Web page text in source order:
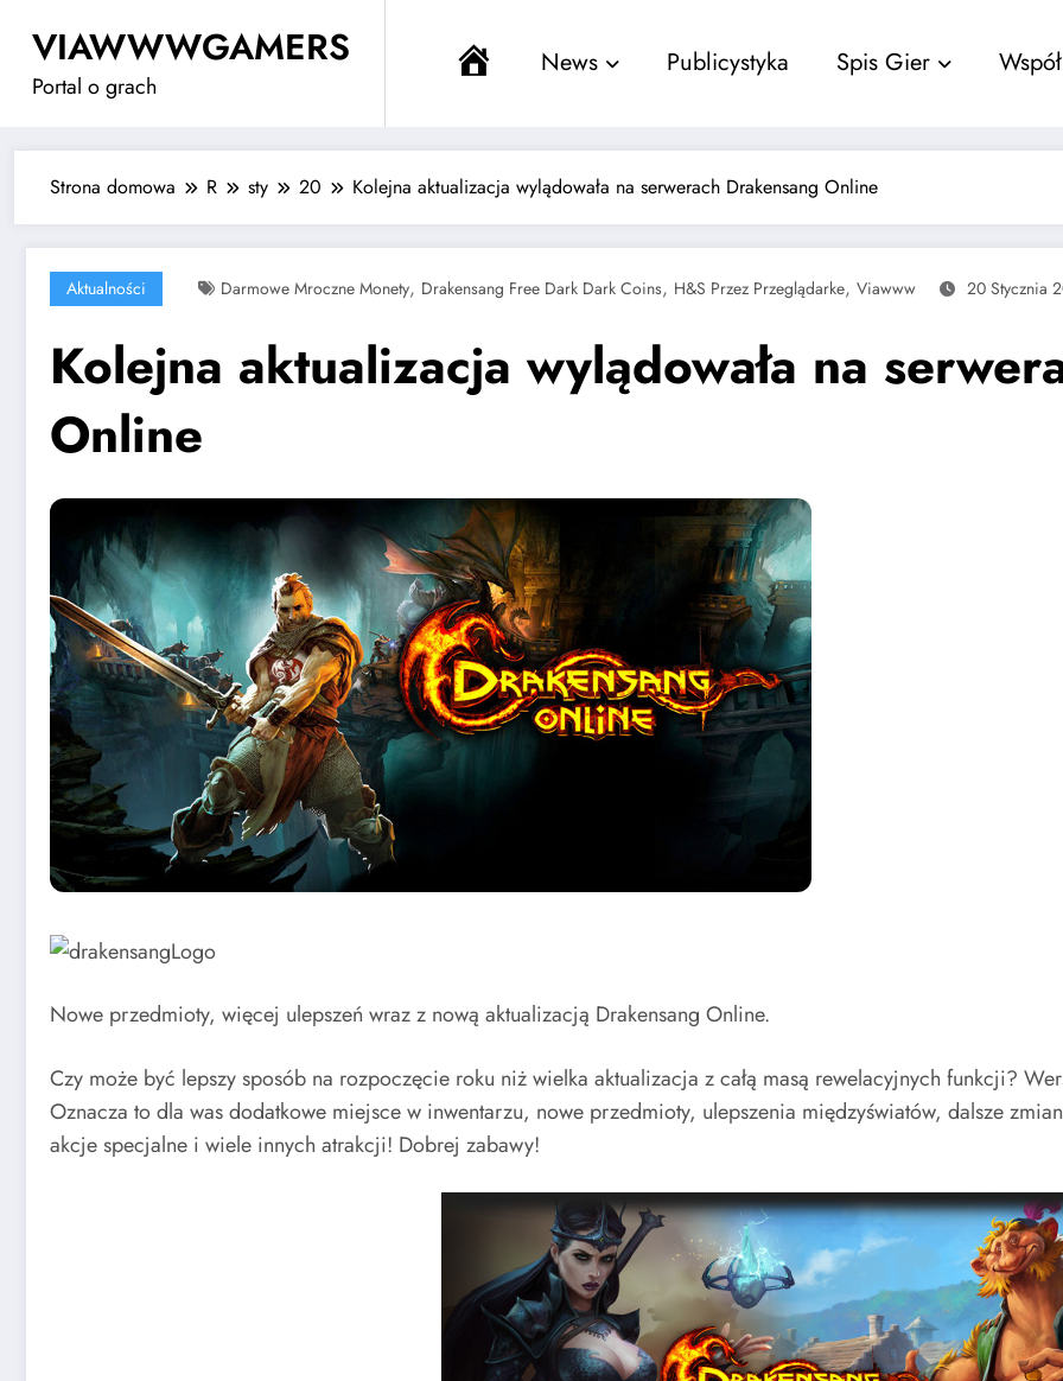
treści
VIAWWWGAMERS
Portal o grach
MenuNews Publicystyka Spis Gier
Strona domowa R sty 20 Kolejna aktualizacja wylądowała na serwerach Drakensang Online
Aktualności Darmowe Mroczne Monety, Drakensang Free Dark Dark Coins, H&s Przez Przeglądarke, Viawww 20 Stycznia
Kolejna aktualizacja wylądowała na
Online
Nowe przedmioty, więcej ulepszeń wraz z nową aktualizacją Drakensang Online.
Czy może być lepszy sposób na rozpoczęcie roku niż wielka aktualizacja z całą masą rewelacyjnych funkcji?
Oznacza to dla was dodatkowe miejsce w inwentarzu, nowe przedmioty, ulepszenia międzyświatów, dalsze
akcje specjalne i wiele innych atrakcji! Dobrej zabawy!